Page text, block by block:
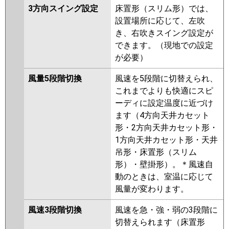
3方向スイング設定
床置形（スリム形）では、
設置場所に応じて、左吹
き、右吹きスイング設定が
できます。（現地での設定
が必要）
風量5段階切換
風速を5段階に切替えられ、
これまでよりも快適にスピ
ーディに設定温度に近づけ
ます（4方向天井カセット
形・2方向天井カセット形・
1方向天井カセット形・天井
吊形・床置形（スリム
形）・壁掛形）。＊風速自
動のときは、室温に応じて
風量が変わります。
風速3段階切換
風速を急・強・弱の3段階に
切替えられます（床置形